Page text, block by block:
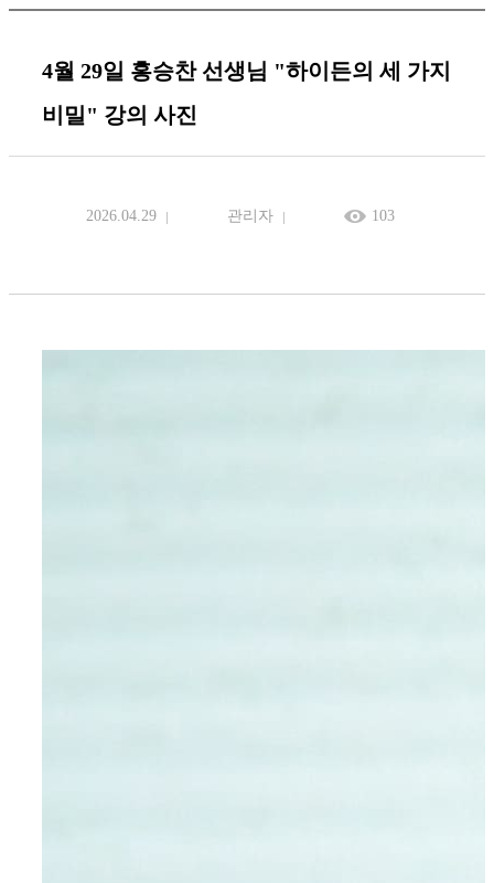
4월 29일 홍승찬 선생님 "하이든의 세 가지
비밀" 강의 사진
2026.04.29 관리자 103